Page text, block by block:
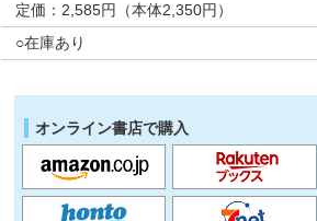
定価：2,585円（本体2,350円）
○在庫あり
オンライン書店で購入